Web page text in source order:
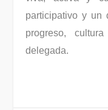
participativo y un
progreso,
delegada.